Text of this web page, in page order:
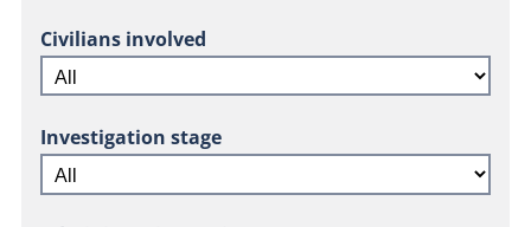
Civilians involved
Investigation stage